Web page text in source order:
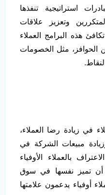
استراتيجية تنفذها
وتعزيز علاقات
هذه البرامج العملاء
مثل الخصومات
في زيادة رضا العملاء،
مبيعات الشركة في
بالعملاء الأوفياء
أن تميز نفسها في سوق
أوفياء يدعمون علامتها